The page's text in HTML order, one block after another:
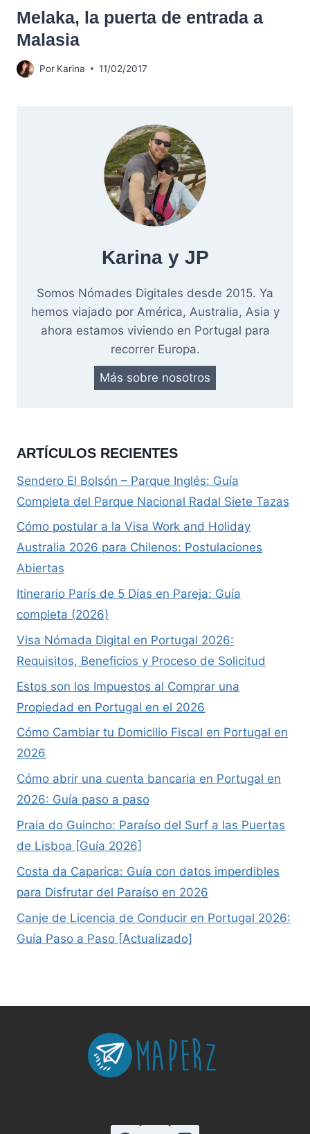
Melaka, la puerta de entrada a
Malasia
Por Karina 11/02/2017
Karina y JP
Somos Nómades Digitales desde 2015. Ya
hemos viajado por América, Australia, Asia y
ahora estamos viviendo en Portugal para
recorrer Europa.
Más sobre nosotros
ARTÍCULOS RECIENTES
Sendero El Bolsón – Parque Inglés: Guía
Completa del Parque Nacional Radal Siete Tazas
Cómo postular a la Visa Work and Holiday
Australia 2026 para Chilenos: Postulaciones
Abiertas
Itinerario París de 5 Días en Pareja: Guía
completa (2026)
Visa Nómada Digital en Portugal 2026:
Requisitos, Beneficios y Proceso de Solicitud
Estos son los Impuestos al Comprar una
Propiedad en Portugal en el 2026
Cómo Cambiar tu Domicilio Fiscal en Portugal en
2026
Cómo abrir una cuenta bancaria en Portugal en
2026: Guía paso a paso
Praia do Guincho: Paraíso del Surf a las Puertas
de Lisboa [Guía 2026]
Costa da Caparica: Guía con datos imperdibles
para Disfrutar del Paraíso en 2026
Canje de Licencia de Conducir en Portugal 2026:
Guía Paso a Paso [Actualizado]